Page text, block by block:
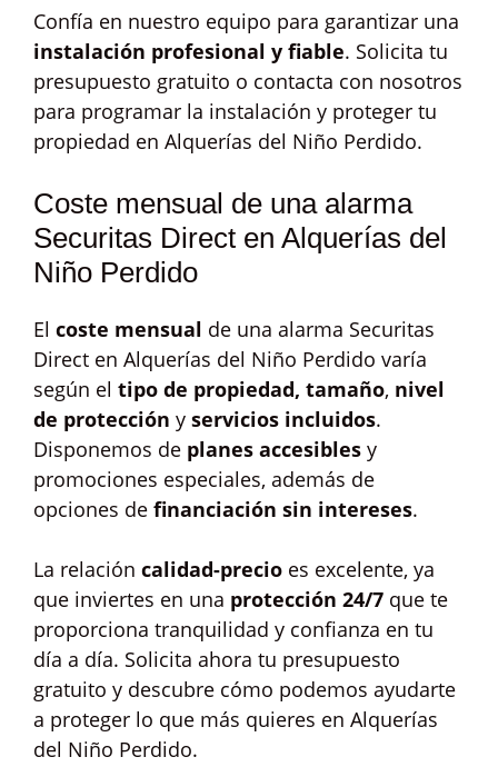
Confía en nuestro equipo para garantizar una
instalación profesional y fiable. Solicita tu
presupuesto gratuito o contacta con nosotros
para programar la instalación y proteger tu
propiedad en Alquerías del Niño Perdido.
Coste mensual de una alarma
Securitas Direct en Alquerías del
Niño Perdido
El coste mensual de una alarma Securitas
Direct en Alquerías del Niño Perdido varía
según el tipo de propiedad, tamaño, nivel
de protección y servicios incluidos.
Disponemos de planes accesibles y
promociones especiales, además de
opciones de financiación sin intereses.
La relación calidad-precio es excelente, ya
que inviertes en una protección 24/7 que te
proporciona tranquilidad y confianza en tu
día a día. Solicita ahora tu presupuesto
gratuito y descubre cómo podemos ayudarte
a proteger lo que más quieres en Alquerías
del Niño Perdido.